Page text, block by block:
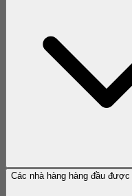
Các nhà hàng hàng đầu